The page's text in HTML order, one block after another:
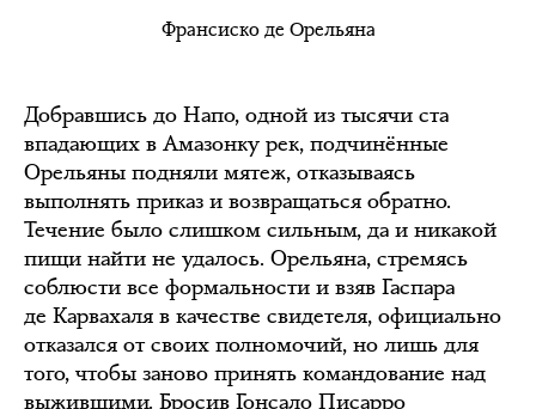
Франсиско де Орельяна
Добравшись до Напо, одной из тысячи ста
впадающих в Амазонку рек, подчинённые
Орельяны подняли мятеж, отказываясь
выполнять приказ и возвращаться обратно.
Течение было слишком сильным, да и никакой
пищи найти не удалось. Орельяна, стремясь
соблюсти все формальности и взяв Гаспара
де Карвахаля в качестве свидетеля, официально
отказался от своих полномочий, но лишь для
того, чтобы заново принять командование над
выжившими. Бросив Гонсало Писарро